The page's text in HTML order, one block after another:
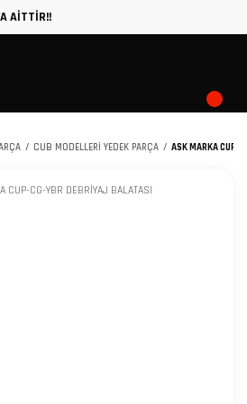
AİTTİR!!
CUB MODELLERİ YEDEK PARÇA ASK MARKA CUP-